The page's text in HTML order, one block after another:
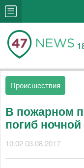
Происшествия
В пожарном
погиб
10:02 03.08.2017